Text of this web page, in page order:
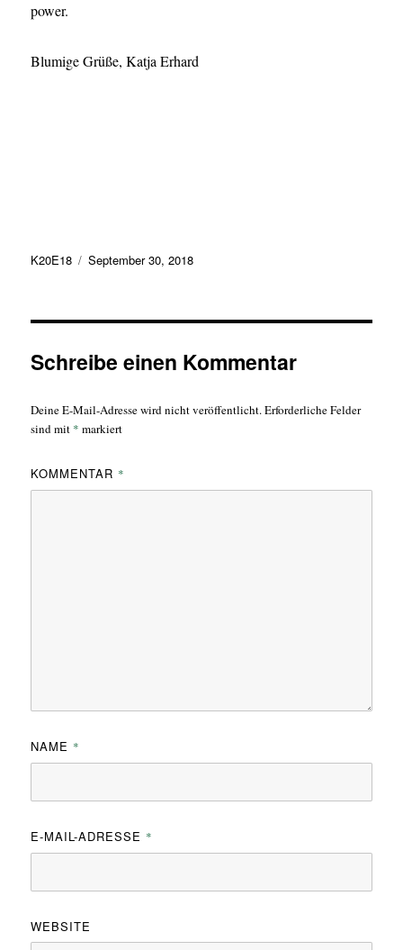
power.
Blumige Grüße, Katja Erhard
Autor
K20E18
Veröffentlicht
September 30, 2018
Schreibe einen Kommentar
Deine E-Mail-Adresse wird nicht veröffentlicht.Erforderliche Felder
sind mit * markiert
KOMMENTAR *
NAME *
E-MAIL-ADRESSE *
WEBSITE